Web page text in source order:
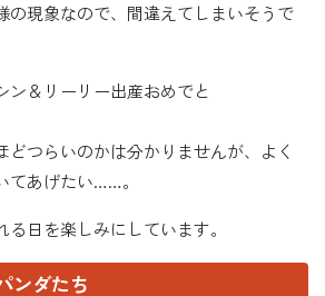
の現象なので、間違えてしまいそうで
ン＆リーリー出産おめでと
どつらいのかは分かりませんが、よく
てあげたい……。
日を楽しみにしています。
ンダたち